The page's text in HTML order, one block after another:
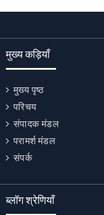
मुख्य कड़ियाँ
मुख्य पृष्ठ
परिचय
संपादक मंडल
परामर्श मंडल
संपर्क
ब्लॉग श्रेणियाँ